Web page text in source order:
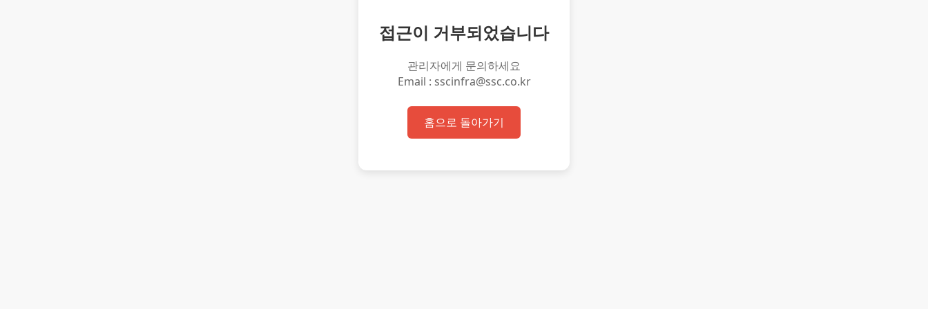
접근이 거부되었습니다
관리자에게 문의하세요
Email : sscinfra@ssc.co.kr
홈으로 돌아가기